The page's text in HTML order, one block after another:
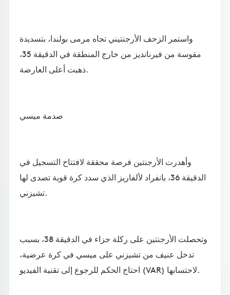
واستمر الزحف الأرجنتيني تجاه مرمى بولندا، بتسديدة
مقوسة من فيرنانديز من خارج المنطقة في الدقيقة 35،
ذهبت أعلى العارضة.
صدمة ميسي
وأهدرت الأرجنتين فرصة محققة لافتتاح التسجيل في
الدقيقة 36، بانفراد لألفاريز الذي سدد كرة قوية تصدى لها
تشيزني.
وتحصلت الأرجنتين على ركلة جزاء في الدقيقة 38، بسبب
تدخل عنيف من تشيزني على ميسي في كرة عرضية،
احتاج الحكم للرجوع إلى تقنية الفيديو (VAR) لاحتسابها.